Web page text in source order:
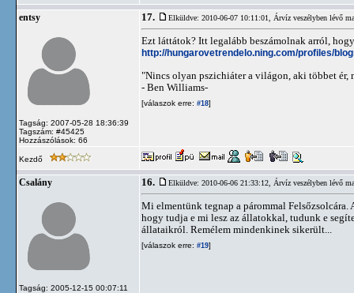
entsy
Tagság: 2007-05-28 18:36:39
Tagszám: #45425
Hozzászólások: 66
17. Elküldve: 2010-06-07 10:11:01, Árvíz veszélyben lévő
Ezt láttátok? Itt legalább beszámolnak arról,
http://hungarovetrendelo.ning.com/profiles/
"Nincs olyan pszichiáter a világon, aki többet
- Ben Williams-
[válaszok erre: #18]
Kezdő
Csalány
Tagság: 2005-12-15 00:07:11
16. Elküldve: 2010-06-06 21:33:12, Árvíz veszélyben lévő
Mi elmentünk tegnap a párommal
hogy tudja e mi lesz az állatokkal, tudunk e
állataikról. Remélem mindenkinek sikerült...
[válaszok erre: #19]